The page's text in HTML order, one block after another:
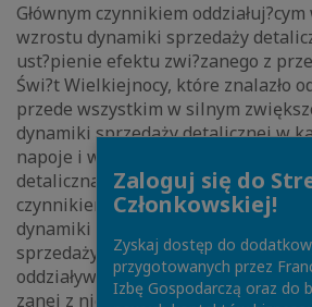
Głównym czynnikiem
wzrostu dynamiki sprzedaży
ust?pienie efektu zwi?zanego z
Świ?t Wielkiejnocy, które znalazło
przede wszystkim w silnym
dynamiki sprzedaży detalicznej w
napoje i wyroby tytoniowe” oraz w
detaliczna w niewyspecjalizowanych
czynnikiem oddziałuj?cym w
dynamiki sprzedaży w maju był
sprzedaży pojazdów
oddziaływaniem efektu niskiej bazy
zanej z niepewności?
Zaloguj się do
Członkowskiej!
Zyskaj dostęp do
przygotowanych przez
Izbę Gospodarczą oraz do